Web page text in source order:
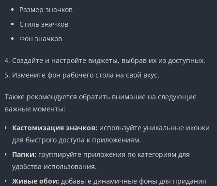
Размер значков
Стиль значков
Фон значков
Создайте и настройте виджеты, выбрав их из доступных.
Измените фон рабочего стола на свой вкус.
Также рекомендуется обратить внимание на следующие
важные моменты:
Кастомизация значков: используйте уникальные иконки
для быстрого доступа к приложениям.
Папки: группируйте приложения по категориям для
удобства использования.
Живые обои: добавьте динамичные фоны для придания